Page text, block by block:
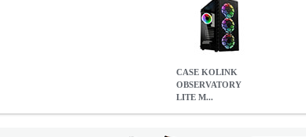
CASE KOLINK
OBSERVATORY
LITE M...